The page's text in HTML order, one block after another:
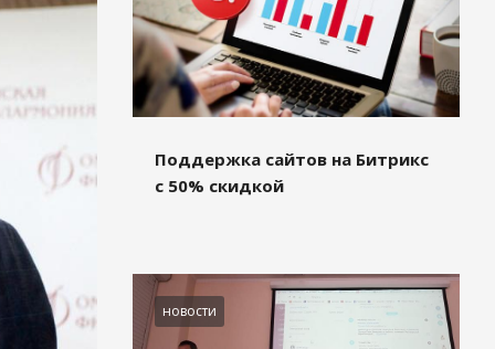
Поддержка сайтов на Битрикс
с 50% скидкой
новости